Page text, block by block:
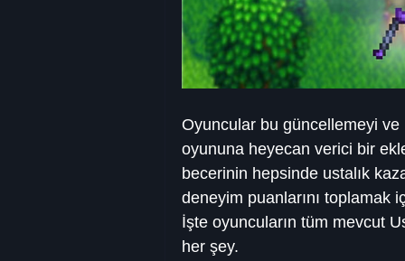
Oyuncular bu güncellemeyi
oyununa heyecan verici bir
becerinin hepsinde ustalık
deneyim puanlarını
İşte oyuncuların tüm mevcut
her şey.